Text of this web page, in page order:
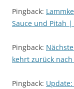
Pingback:
Sauce und Pitah
Pingback:
kehrt zurück
Pingback: